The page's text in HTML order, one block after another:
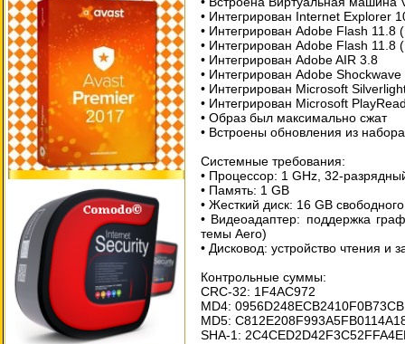
• Интегрирован Internet Explorer
• Интегрирован Adobe Flash 11.8
• Интегрирован Adobe Flash 11.8
• Интегрирован Adobe AIR 3.8
• Интегрирован Adobe
• Интегрирован Microsoft
• Интегрирован Microsoft
• Образ был максимально сжат
• Встроены обновления из
Системные требования:
• Процессор: 1 GHz, 32-
• Память: 1 GB
• Жесткий диск: 16 GB
• Видеоадаптер: поддержка
темы Aero)
• Дисковод: устройство чтения и
Контрольные суммы:
CRC-32: 1F4AC972
MD4:
MD5:
SHA-1: